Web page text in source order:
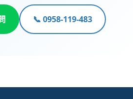
📞 0958-119-483